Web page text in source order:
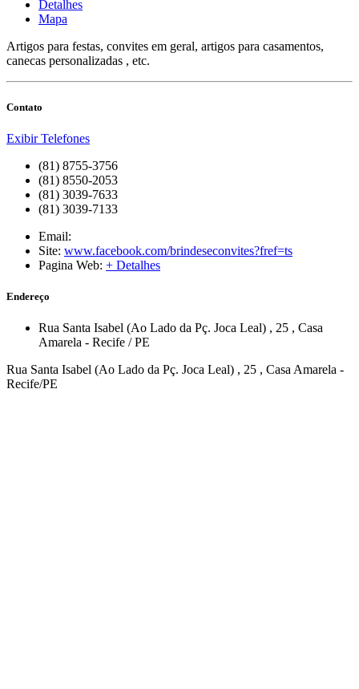
Detalhes
Mapa
Artigos para festas, convites em geral, artigos para casamentos,
canecas personalizadas , etc.
Contato
Exibir Telefones
(81) 8755-3756
(81) 8550-2053
(81) 3039-7633
(81) 3039-7133
Email:
Site: www.facebook.com/brindeseconvites?fref=ts
Pagina Web: + Detalhes
Endereço
Rua Santa Isabel (Ao Lado da Pç. Joca Leal) , 25 , Casa
Amarela - Recife /PE
Rua Santa Isabel (Ao Lado da Pç. Joca Leal) , 25 , Casa Amarela -
Recife/PE